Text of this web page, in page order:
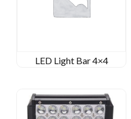
LED Light Bar 4×4